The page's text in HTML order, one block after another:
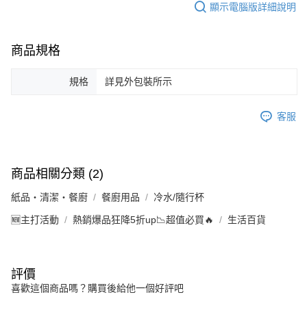
顯示電腦版詳細說明
商品規格
規格 詳見外包裝所示
客服
商品相關分類 (2)
紙品・清潔・餐廚 餐廚用品 冷水/隨行杯
🆕主打活動 熱銷爆品狂降5折up📉超值必買🔥 生活百貨
評價
喜歡這個商品嗎？購買後給他一個好評吧